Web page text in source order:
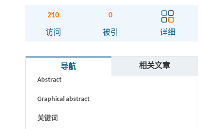
210
访问
0
被引 详细
导航 相关文章
Abstract
Graphical abstract
关键词